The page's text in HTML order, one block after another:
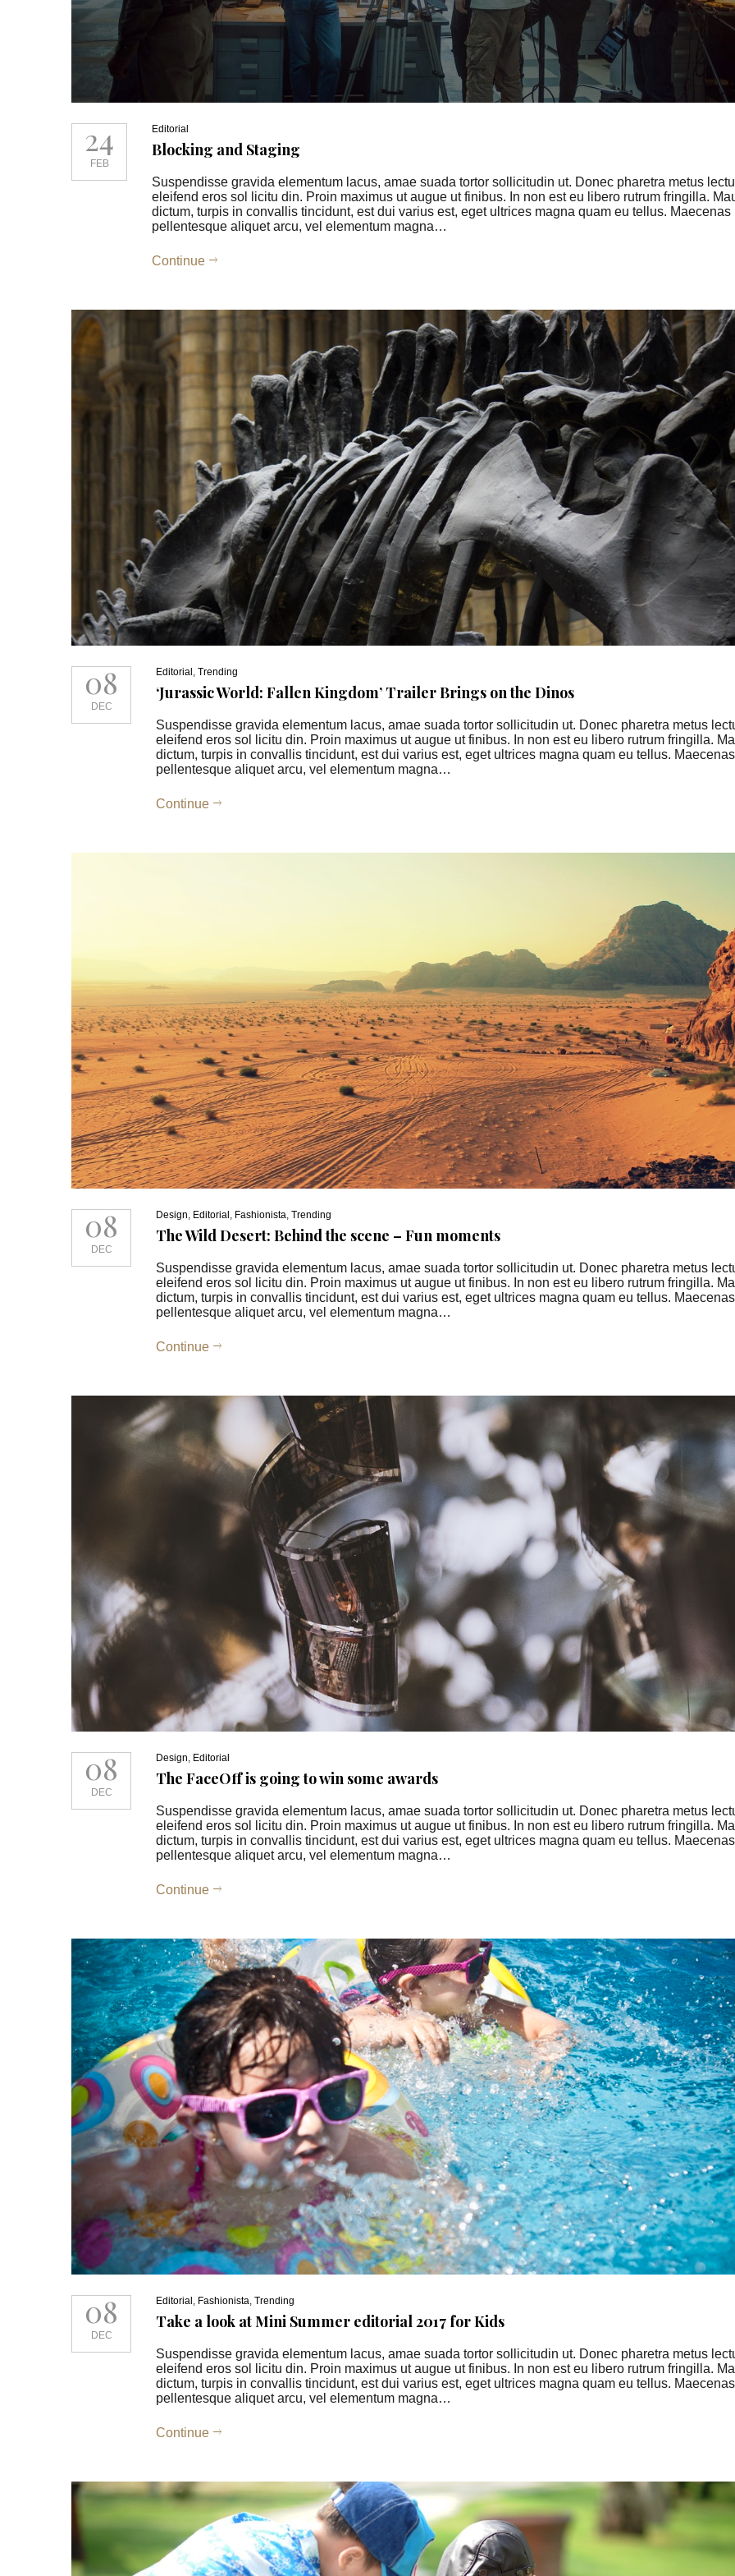
24
FEB
Editorial
Blocking and Staging
Suspendisse gravida elementum lacus, amae suada tortor sollicitudin ut. Donec pharetra metus
eleifend eros sol licitu din. Proin maximus ut augue ut finibus. In non est eu libero rutrum fringilla.
dictum, turpis in convallis tincidunt, est dui varius est, eget ultrices magna quam eu tellus. Maecenas
pellentesque aliquet arcu, vel elementum magna…
Continue
08
DEC
Editorial , Trending
‘Jurassic World: Fallen Kingdom’ Trailer Brings on the Dinos
Suspendisse gravida elementum lacus, amae suada tortor sollicitudin ut. Donec pharetra metus
eleifend eros sol licitu din. Proin maximus ut augue ut finibus. In non est eu libero rutrum fringilla.
dictum, turpis in convallis tincidunt, est dui varius est, eget ultrices magna quam eu tellus. Maecenas
pellentesque aliquet arcu, vel elementum magna…
Continue
08
DEC
Design, Editorial , Fashionista, Trending
The Wild Desert: Behind the scene – Fun moments
Suspendisse gravida elementum lacus, amae suada tortor sollicitudin ut. Donec pharetra metus
eleifend eros sol licitu din. Proin maximus ut augue ut finibus. In non est eu libero rutrum fringilla.
dictum, turpis in convallis tincidunt, est dui varius est, eget ultrices magna quam eu tellus. Maecenas
pellentesque aliquet arcu, vel elementum magna…
Continue
08
DEC
Design, Editorial
The FaceOff is going to win some awards
Suspendisse gravida elementum lacus, amae suada tortor sollicitudin ut. Donec pharetra metus
eleifend eros sol licitu din. Proin maximus ut augue ut finibus. In non est eu libero rutrum fringilla.
dictum, turpis in convallis tincidunt, est dui varius est, eget ultrices magna quam eu tellus. Maecenas
pellentesque aliquet arcu, vel elementum magna…
Continue
08
DEC
Editorial , Fashionista, Trending
Take a look at Mini Summer editorial 2017 for Kids
Suspendisse gravida elementum lacus, amae suada tortor sollicitudin ut. Donec pharetra metus
eleifend eros sol licitu din. Proin maximus ut augue ut finibus. In non est eu libero rutrum fringilla.
dictum, turpis in convallis tincidunt, est dui varius est, eget ultrices magna quam eu tellus. Maecenas
pellentesque aliquet arcu, vel elementum magna…
Continue